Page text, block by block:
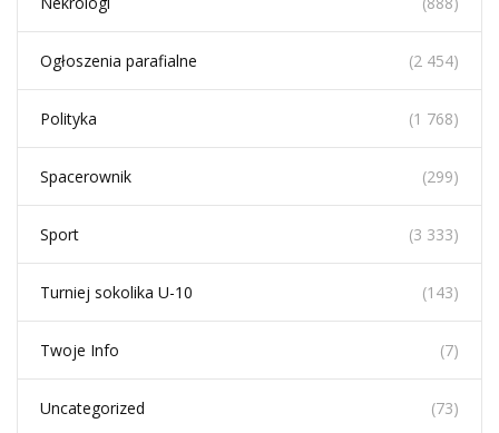
Ogłoszenia parafialne (2 454)
Polityka (1 768)
Spacerownik (299)
Sport (3 333)
Turniej sokolika U-10 (143)
Twoje Info (7)
Uncategorized (73)